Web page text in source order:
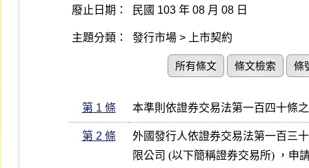
廢止日期：
民國 103 年 08 月 08 日
主題分類： 發行市場 > 上市契約
所有條文 條文檢索 條
第 1 條 本準則依證券交易法第一百四十條
第 2 條
外國發行人依證券交易法第一百三
限公司 (以下簡稱證券交易所) ，申